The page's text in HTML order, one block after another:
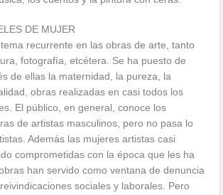
DE MUJER
recurrente en las obras de arte, tanto
fotografía, etcétera. Se ha puesto de
de ellas la maternidad, la pureza, la
obras realizadas en casi todos los
El público, en general, conoce los
de artistas masculinos, pero no pasa lo
Además las mujeres artistas casi
comprometidas con la época que les ha
han servido como ventana de denuncia
sociales y laborales. Pero